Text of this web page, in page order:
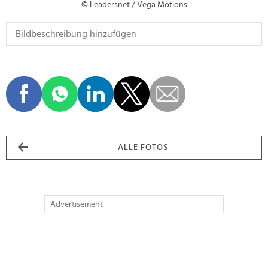
© Leadersnet / Vega Motions
ALLE FOTOS
Advertisement